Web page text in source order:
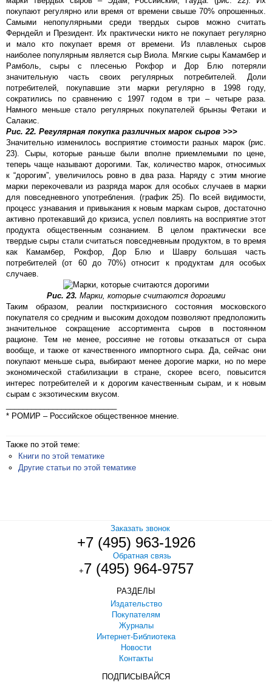
покупают регулярно или время от времени свыше 70% опрошенных.
Самыми непопулярными среди твердых сыров можно считать
Ферндейл и Президент. Их практически никто не покупает регулярно
и мало кто покупает время от времени. Из плавленых сыров
наиболее популярным является сыр Виола. Мягкие сыры Камамбер и
Рамболь, сыры с плесенью Рокфор и Дор Блю потеряли
значительную часть своих регулярных потребителей. Доли
потребителей, покупавшие эти марки регулярно в 1998 году,
сократились по сравнению с 1997 годом в три – четыре раза.
Намного меньше стало регулярных покупателей брынзы Фетаки и
Салакис.
Рис. 22. Регулярная покупка различных марок сыров >>>
Значительно изменилось восприятие стоимости разных марок (рис.
23). Сыры, которые раньше были вполне приемлемыми по цене,
теперь чаще называют дорогими. Так, количество марок, относимых
к “дорогим”, увеличилось ровно в два раза. Наряду с этим многие
марки перекочевали из разряда марок для особых случаев в марки
для повседневного употребления. (график 25). По всей видимости,
процесс узнавания и привыкания к новым маркам сыров, достаточно
активно протекавший до кризиса, успел повлиять на восприятие этот
продукта общественным сознанием. В целом практически все
твердые сыры стали считаться повседневным продуктом, в то время
как Камамбер, Рокфор, Дор Блю и Шавру большая часть
потребителей (от 60 до 70%) относит к продуктам для особых
случаев.
Рис. 23. Марки, которые считаются дорогими
Таким образом, реалии посткризисного состояния московского
покупателя со средним и высоким доходом позволяют предположить
значительное сокращение ассортимента сыров в постоянном
рационе. Тем не менее, россияне не готовы отказаться от сыра
вообще, и также от качественного импортного сыра. Да, сейчас они
покупают меньше сыра, выбирают менее дорогие марки, но по мере
экономической стабилизации в стране, скорее всего, повысится
интерес потребителей и к дорогим качественным сырам, и к новым
сырам с экзотическим вкусом.
* РОМИР – Российское общественное мнение.
Также по этой теме:
Книги по этой тематике
Другие статьи по этой тематике
Заказать звонок
+7 (495) 963-1926
Обратная связь
+7 (495) 964-9757
РАЗДЕЛЫ
Издательство
Покупателям
Журналы
Интернет-Библиотека
Новости
Контакты
ПОДПИСЫВАЙСЯ